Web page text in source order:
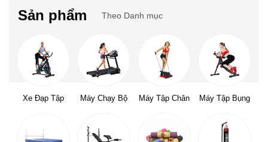
Sản phẩm Theo Danh mục
Xe Đạp Tập Máy Chạy Bộ Máy Tập Chân Máy Tập Bụng